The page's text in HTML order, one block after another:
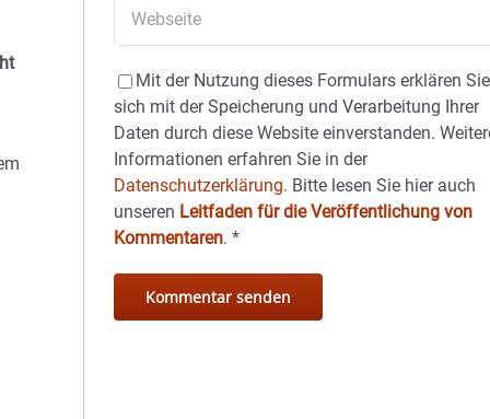
Mit der Nutzung dieses Formulars erklären Sie
sich mit der Speicherung und Verarbeitung Ihrer
Daten durch diese Website einverstanden.
Informationen erfahren Sie in der
Datenschutzerklärung. Bitte lesen Sie hier auch
unseren Leitfaden für die Veröffentlichung von
Kommentaren.*